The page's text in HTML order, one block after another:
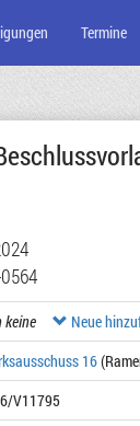
Termine
keine
Neue
16
V11795